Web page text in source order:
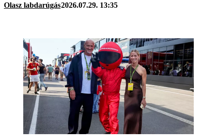
Olasz labdarúgás2026.07.29. 13:35